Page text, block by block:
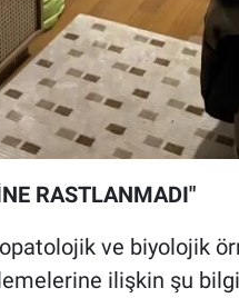
RASTLANMADI"
ve biyolojik
ilişkin şu